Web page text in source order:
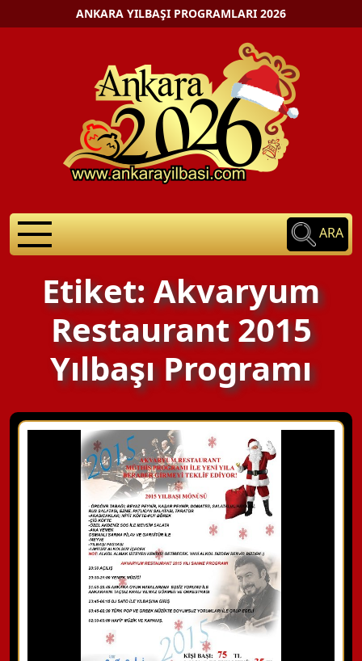
ANKARA YILBAŞI PROGRAMLARI 2026
ARA
Etiket: Akvaryum
Restaurant 2015
Yılbaşı Programı